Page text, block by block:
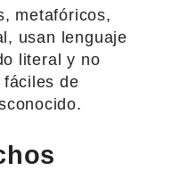
metafóricos,
usan lenguaje
literal y no
fáciles de